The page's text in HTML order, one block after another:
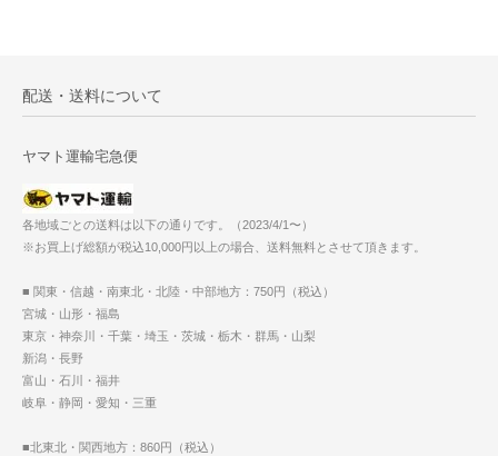
配送・送料について
ヤマト運輸宅急便
各地域ごとの送料は以下の通りです。（2023/4/1〜）
※お買上げ総額が税込10,000円以上の場合、送料無料とさせて頂きます。
■ 関東・信越・南東北・北陸・中部地方：750円（税込）
宮城・山形・福島
東京・神奈川・千葉・埼玉・茨城・栃木・群馬・山梨
新潟・長野
富山・石川・福井
岐阜・静岡・愛知・三重
■北東北・関西地方：860円（税込）